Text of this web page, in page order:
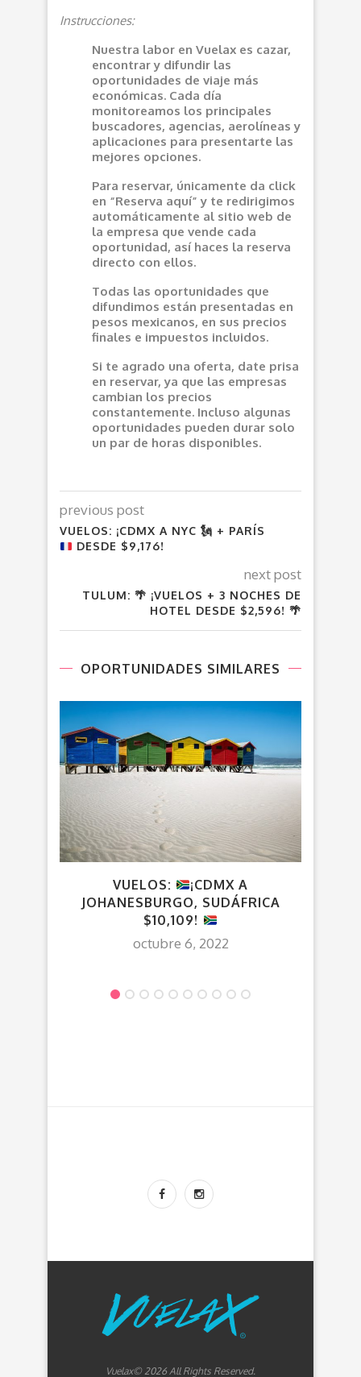
Instrucciones:
Nuestra labor en Vuelax es cazar,
encontrar y difundir las
oportunidades de viaje más
económicas. Cada día
monitoreamos los principales
buscadores, agencias, aerolíneas y
aplicaciones para presentarte las
mejores opciones.
Para reservar, únicamente da click
en “Reserva aquí” y te redirigimos
automáticamente al sitio web de
la empresa que vende cada
oportunidad, así haces la reserva
directo con ellos.
Todas las oportunidades que
difundimos están presentadas en
pesos mexicanos, en sus precios
finales e impuestos incluidos.
Si te agrado una oferta, date prisa
en reservar, ya que las empresas
cambian los precios
constantemente. Incluso algunas
oportunidades pueden durar solo
un par de horas disponibles.
previous post
VUELOS: ¡CDMX A NYC 🗽 + PARÍS
DESDE $9,176!
next post
TULUM: 🌴 ¡VUELOS + 3 NOCHES DE
HOTEL DESDE $2,596! 🌴
OPORTUNIDADES SIMILARES
VUELOS:
¡CDMX A
JOHANESBURGO, SUDÁFRICA
$10,109!
octubre 6, 2022
Vuelax© 2026 All Rights Reserved.